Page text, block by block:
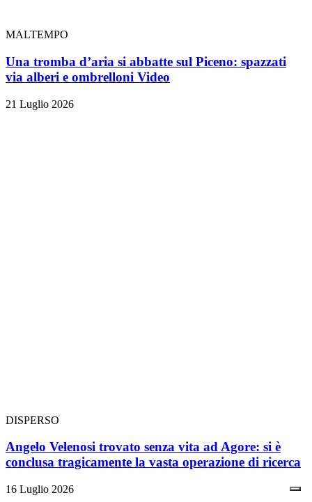
MALTEMPO
Una tromba d’aria si abbatte sul Piceno: spazzati
via alberi e ombrelloni Video
21 Luglio 2026
DISPERSO
Angelo Velenosi trovato senza vita ad Agore: si è
conclusa tragicamente la vasta operazione di ricerca
16 Luglio 2026